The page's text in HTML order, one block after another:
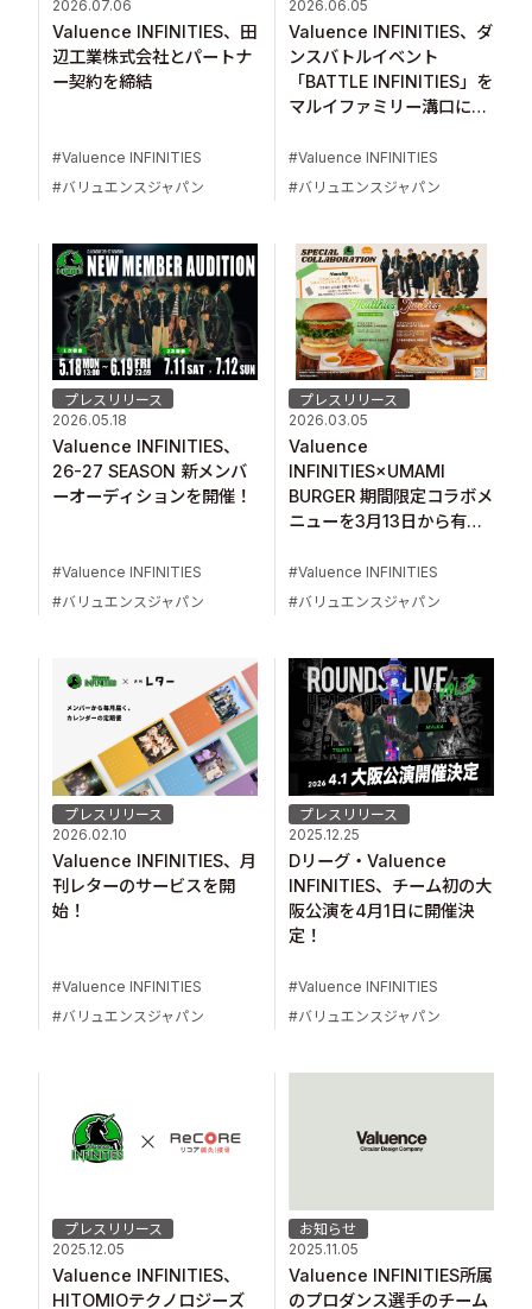
2026.07.06
Valuence INFINITIES、田
辺工業株式会社とパートナ
ー契約を締結
Valuence INFINITIES
バリュエンスジャパン
2026.06.05
Valuence INFINITIES、ダ
ンスバトルイベント
「BATTLE INFINITIES」を
マルイファミリー溝口にて
Valuence INFINITIES
バリュエンスジャパン
プレスリリース
2026.05.18
Valuence INFINITIES、
26-27 SEASON 新メンバ
ーオーディションを開催！
Valuence INFINITIES
バリュエンスジャパン
プレスリリース
2026.03.05
Valuence
INFINITIES×UMAMI
BURGER 期間限定コラボメ
ニューを3月13日から有明
Valuence INFINITIES
バリュエンスジャパン
プレスリリース
2026.02.10
Valuence INFINITIES、月
刊レターのサービスを開
始！
Valuence INFINITIES
バリュエンスジャパン
プレスリリース
2025.12.25
Dリーグ・Valuence
INFINITIES、チーム初の大
阪公演を4月1日に開催決
定！
Valuence INFINITIES
バリュエンスジャパン
プレスリリース
2025.12.05
Valuence INFINITIES、
HITOMIOテクノロジーズ
お知らせ
2025.11.05
Valuence INFINITIES所属
のプロダンス選手のチーム